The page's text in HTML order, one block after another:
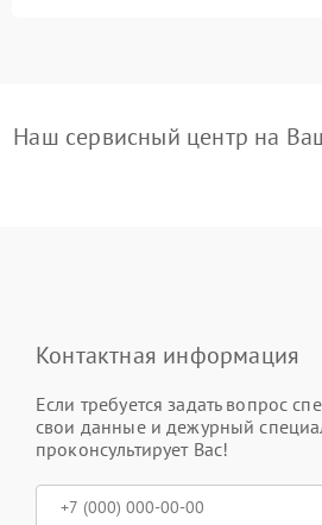
Наш сервисный центр на
Контактная информация
Если требуется задать вопрос
свои данные и дежурный
проконсультирует Вас!